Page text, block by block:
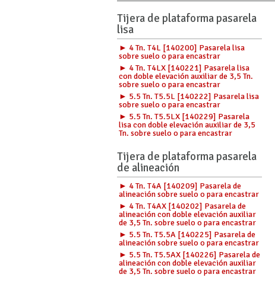
Tijera de plataforma pasarela
lisa
► 4 Tn. T4L [140200] Pasarela lisa
sobre suelo o para encastrar
► 4 Tn. T4LX [140221] Pasarela lisa
con doble elevación auxiliar de 3,5 Tn.
sobre suelo o para encastrar
► 5.5 Tn. T5.5L [140222] Pasarela lisa
sobre suelo o para encastrar
► 5.5 Tn. T5.5LX [140229] Pasarela
lisa con doble elevación auxiliar de 3,5
Tn. sobre suelo o para encastrar
Tijera de plataforma pasarela
de alineación
► 4 Tn. T4A [140209] Pasarela de
alineación sobre suelo o para encastrar
► 4 Tn. T4AX [140202] Pasarela de
alineación con doble elevación auxiliar
de 3,5 Tn. sobre suelo o para encastrar
► 5.5 Tn. T5.5A [140225] Pasarela de
alineación sobre suelo o para encastrar
► 5.5 Tn. T5.5AX [140226] Pasarela de
alineación con doble elevación auxiliar
de 3,5 Tn. sobre suelo o para encastrar